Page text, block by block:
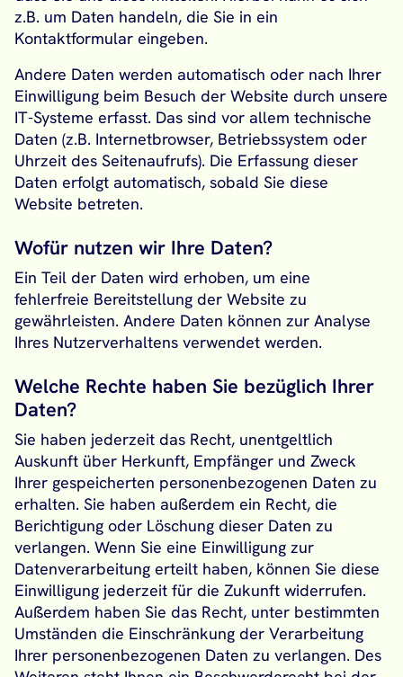
z.B. um Daten handeln, die Sie in ein
Kontaktformular eingeben.
Andere Daten werden automatisch oder nach Ihrer
Einwilligung beim Besuch der Website durch unsere
IT-Systeme erfasst. Das sind vor allem technische
Daten (z.B. Internetbrowser, Betriebssystem oder
Uhrzeit des Seitenaufrufs). Die Erfassung dieser
Daten erfolgt automatisch, sobald Sie diese
Website betreten.
Wofür nutzen wir Ihre Daten?
Ein Teil der Daten wird erhoben, um eine
fehlerfreie Bereitstellung der Website zu
gewährleisten. Andere Daten können zur Analyse
Ihres Nutzerverhaltens verwendet werden.
Welche Rechte haben Sie bezüglich Ihrer
Daten?
Sie haben jederzeit das Recht, unentgeltlich
Auskunft über Herkunft, Empfänger und Zweck
Ihrer gespeicherten personenbezogenen Daten zu
erhalten. Sie haben außerdem ein Recht, die
Berichtigung oder Löschung dieser Daten zu
verlangen. Wenn Sie eine Einwilligung zur
Datenverarbeitung erteilt haben, können Sie diese
Einwilligung jederzeit für die Zukunft widerrufen.
Außerdem haben Sie das Recht, unter bestimmten
Umständen die Einschränkung der Verarbeitung
Ihrer personenbezogenen Daten zu verlangen. Des